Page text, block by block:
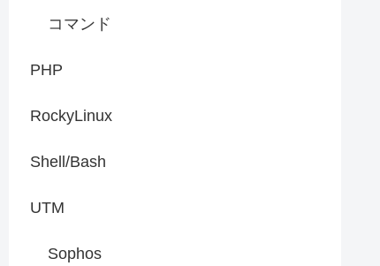
コマンド
PHP
RockyLinux
Shell/Bash
UTM
Sophos